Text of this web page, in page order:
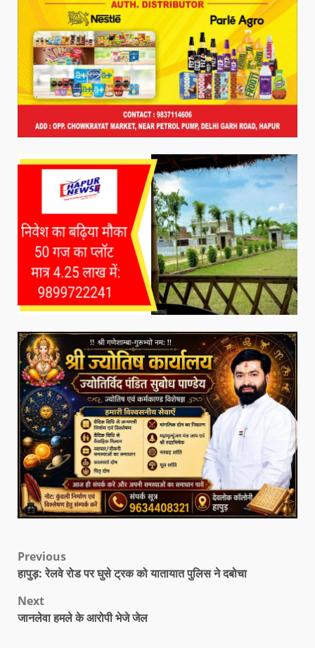
Previous
हापुड़: रेलवे रोड पर घुसे ट्रक को यातायात पुलिस ने दबोचा
Next
जानलेवा हमले के आरोपी भेजे जेल